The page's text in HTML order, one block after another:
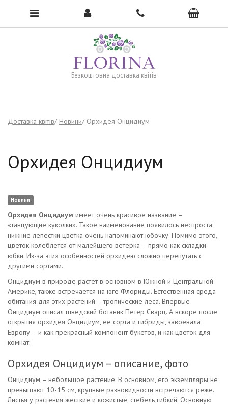
Безкоштовна доставка квітів
To open the menu, click here →
Доставка квітів Новини Орхидея Онцидиум
Орхидея Онцидиум
Новини
Орхидея Онцидиум имеет очень красивое название –
«танцующие куколки». Такое наименование появилось неспроста:
нижние лепестки цветка очень напоминают юбочку. Помимо этого,
цветок колеблется от малейшего ветерка – прямо как складки
юбки. Из-за этих особенностей орхидею сложно перепутать с
другими сортами.
Онцидиум в природе растет в основном в Южной и Центральной
Америке, также встречается на юге Флориды. Естественная среда
обитания для этих растений – тропические леса. Впервые
Онцидиум описал шведский ботаник Петер Сварц. А вскоре после
открытия орхидея Онцидиум, ее сорта и гибриды, завоевала
Европу – и как прекрасный компонент букетов, и как цветок для
комнат.
Орхидея Онцидиум – описание, фото
Онцидиум – небольшое растение. В основном, его экземпляры не
превышают 10-15 см, крупные разновидности встречаются реже.
Листья у растения жесткие и кожистые, стебель гибкий. Основную